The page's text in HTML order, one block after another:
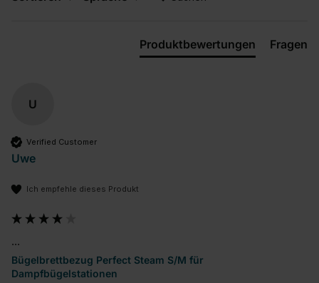
Produktbewertungen Fragen
U
Verified Customer
Uwe
Ich empfehle dieses Produkt
...
Bügelbrettbezug Perfect Steam S/M für
Dampfbügelstationen